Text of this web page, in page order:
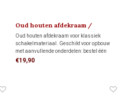
Oud houten afdekraam /
montageplaat 1910
Oud houten afdekraam voor klassiek
schakelmateriaal. Geschikt voor opbouw
met aanvullende onderdelen: bestel één
montagering voor directe wandmontage of
€19,90